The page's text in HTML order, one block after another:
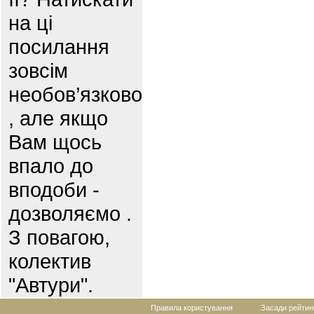
на ці
посилання
зовсім
необов’язково
, але якщо
Вам щось
впало до
вподоби -
дозволяємо .
З повагою,
колектив
"Автури".
Правила користування Засади